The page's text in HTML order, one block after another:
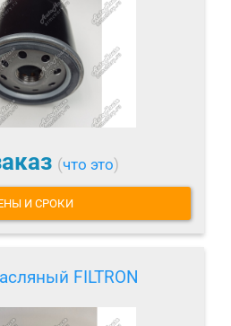
(что это)
И СРОКИ
FILTRON